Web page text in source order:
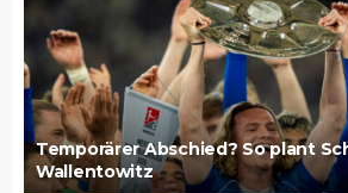
Temporärer Abschied? So plant
Wallentowitz